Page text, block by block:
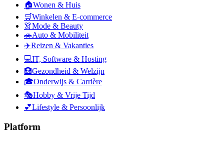
🏠Wonen & Huis
🛒Winkelen & E-commerce
👗Mode & Beauty
🚗Auto & Mobiliteit
✈️Reizen & Vakanties
💻IT, Software & Hosting
🏥Gezondheid & Welzijn
🎓Onderwijs & Carrière
🎭Hobby & Vrije Tijd
💕Lifestyle & Persoonlijk
Platform